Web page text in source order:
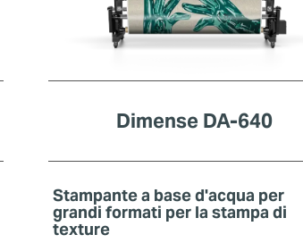
Dimense DA-640
Stampante a base d'acqua per
grandi formati per la stampa di
texture